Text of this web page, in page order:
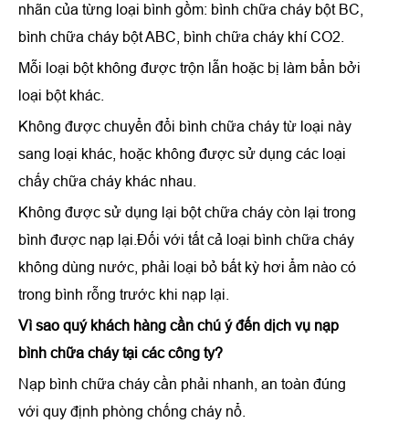
nhãn của từng loại bình gồm: bình chữa cháy bột BC,
bình chữa cháy bột ABC, bình chữa cháy khí CO2.
Mỗi loại bột không được trộn lẫn hoặc bị làm bẩn bởi
loại bột khác.
Không được chuyển đổi bình chữa cháy từ loại này
sang loại khác, hoặc không được sử dụng các loại
chấy chữa cháy khác nhau.
Không được sử dụng lại bột chữa cháy còn lại trong
bình được nạp lại.Đối với tất cả loại bình chữa cháy
không dùng nước, phải loại bỏ bất kỳ hơi ẩm nào có
trong bình rỗng trước khi nạp lại.
Vì sao quý khách hàng cần chú ý đến dịch vụ nạp
bình chữa cháytại các công ty?
Nạp bình chữa cháy cần phải nhanh, an toàn đúng
với quy định phòng chống cháy nổ.